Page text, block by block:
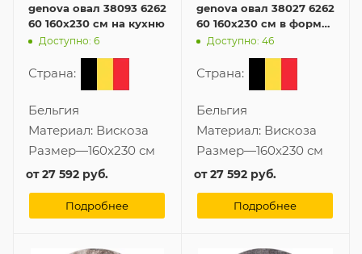
genova овал 38093 6262
60 160x230 см на кухню
Доступно: 6
Страна:
Бельгия
Материал: Вискоза
Размер—160x230 см
от27 592 руб.
Подробнее
genova овал 38027 6262
60 160x230 см в форме
овала
Доступно: 46
Страна:
Бельгия
Материал: Вискоза
Размер—160x230 см
от27 592 руб.
Подробнее